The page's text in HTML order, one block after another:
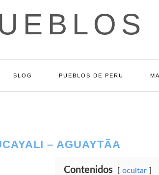
BLOG PUEBLOS DE PERU
– AGUAYTÃ­A
Contenidos ocultar